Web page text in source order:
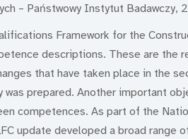
– Państwowy Instytut Badawczy,
Framework for the
descriptions. These are the
that have taken place in the
was prepared. Another important
competences. As part of the
update developed a broad range